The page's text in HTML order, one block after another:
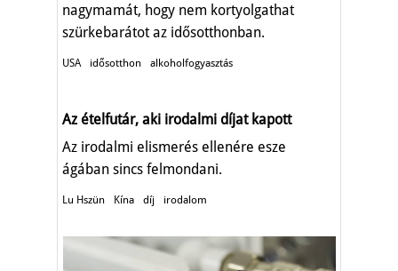
nagymamát, hogy nem kortyolgathat
szürkebarátot az idősotthonban.
USA idősotthon alkoholfogyasztás
Az ételfutár, aki irodalmi díjat kapott
Az irodalmi elismerés ellenére esze
ágában sincs felmondani.
Lu Hszün Kína díj irodalom